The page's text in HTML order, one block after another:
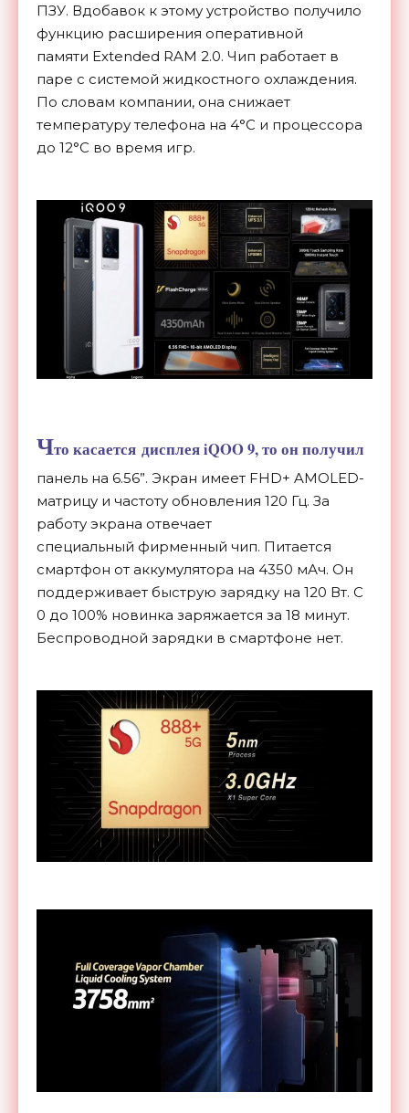
ПЗУ. Вдобавок к этому устройство получило
функцию расширения оперативной
памяти Extended RAM 2.0. Чип работает в
паре с системой жидкостного охлаждения.
По словам компании, она снижает
температуру телефона на 4°C и процессора
до 12°C во время игр.
Что касается дисплея iQOO 9, то он получил
панель на 6.56”. Экран имеет FHD+ AMOLED-
матрицу и частоту обновления 120 Гц. За
работу экрана отвечает
специальный фирменный чип. Питается
смартфон от аккумулятора на 4350 мАч. Он
поддерживает быструю зарядку на 120 Вт. С
0 до 100% новинка заряжается за 18 минут.
Беспроводной зарядки в смартфоне нет.